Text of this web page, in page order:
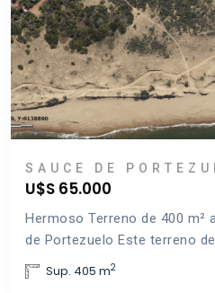
SAUCE DE
U$S 65.000
Hermoso Terreno de 400 m²
de Portezuelo Este terreno
Sup. 405 m2